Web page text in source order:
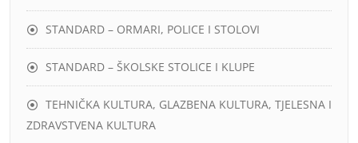
STANDARD – ORMARI, POLICE I STOLOVI
STANDARD – ŠKOLSKE STOLICE I KLUPE
TEHNIČKA KULTURA, GLAZBENA KULTURA, TJELESNA I
ZDRAVSTVENA KULTURA